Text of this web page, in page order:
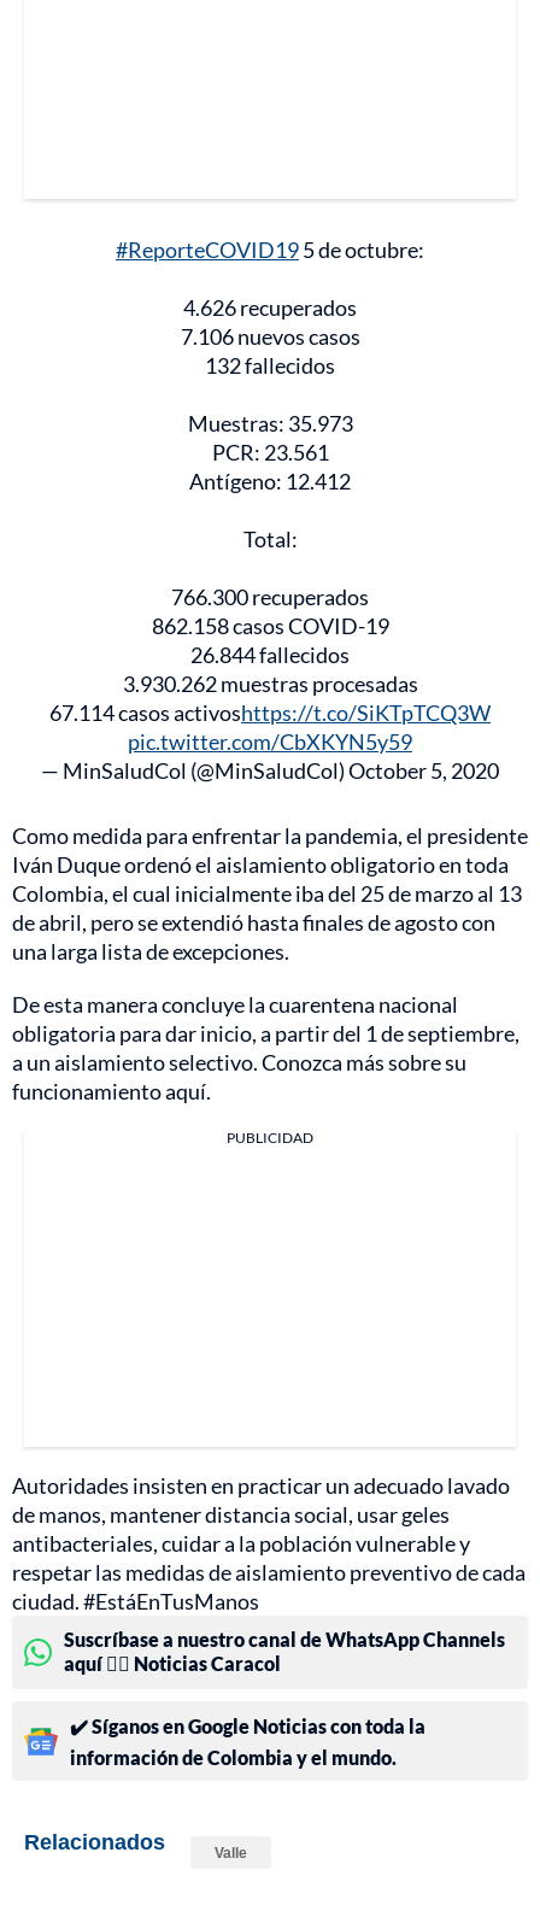
#ReporteCOVID195 de octubre:
4.626 recuperados
7.106 nuevos casos
132 fallecidos
Muestras: 35.973
PCR: 23.561
Antígeno: 12.412
Total:
766.300 recuperados
862.158 casos COVID-19
26.844 fallecidos
3.930.262 muestras procesadas
67.114 casos activoshttps://t.co/SiKTpTCQ3W
pic.twitter.com/CbXKYN5y59
— MinSaludCol (@MinSaludCol)October 5, 2020
Como medida para enfrentar la pandemia, el presidente
Iván Duque ordenó el aislamiento obligatorio en toda
Colombia, el cual inicialmente iba del 25 de marzo al 13
de abril, pero se extendió hasta finales de agosto con
una larga lista de excepciones.
De esta manera concluye la cuarentena nacional
obligatoria para dar inicio, a partir del 1 de septiembre,
a un aislamiento selectivo. Conozca más sobre su
funcionamiento aquí.
PUBLICIDAD
Autoridades insisten en practicar un adecuado lavado
de manos, mantener distancia social, usar geles
antibacteriales, cuidar a la población vulnerable y
respetar las medidas de aislamiento preventivo de cada
ciudad. #EstáEnTusManos
Suscríbase a nuestro canal de WhatsApp Channels
aquí 👉🏻 Noticias Caracol
✔️ Síganos en Google Noticias con toda la
información de Colombia y el mundo.
Relacionados Valle